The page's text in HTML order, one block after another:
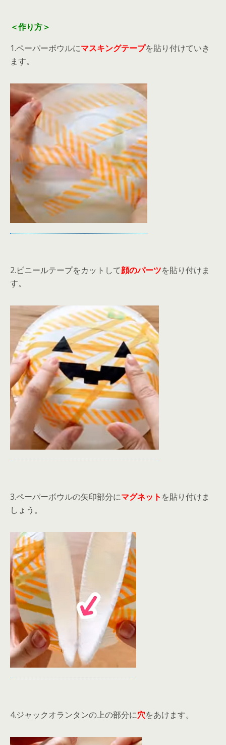
＜作り方＞
1.ペーパーボウルにマスキングテープを貼り付けていき
ます。
2.ビニールテープをカットして顔のパーツを貼り付けま
す。
3.ペーパーボウルの矢印部分にマグネット を貼り付けま
しょう。
4.ジャックオランタンの上の部分に穴をあけます。